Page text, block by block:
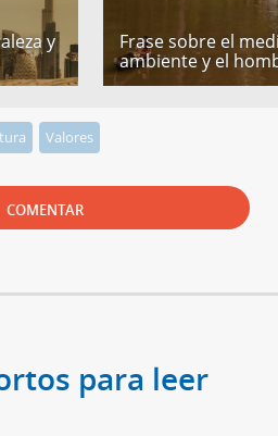
y
Frase sobre el
ambiente y el
Valores
COMENTAR
para leer